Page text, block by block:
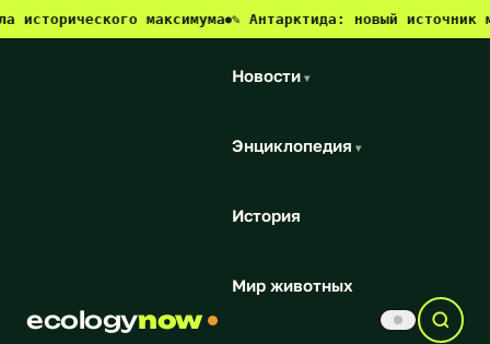
максимума●✎ Антарктида: новый источник метана
ecologynow
Новости ▾
Энциклопедия ▾
История
Мир животных